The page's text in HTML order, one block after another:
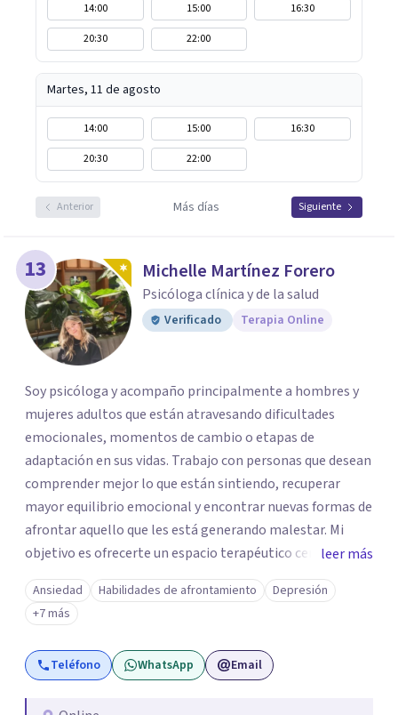
14:00 15:00
16:30
20:30
22:00
Martes, 11 de agosto
14:00 15:00
16:30
20:30
22:00
Anterior Más días Siguiente
13 Michelle Martínez Forero
Psicóloga clínica y de la salud
Verificado Terapia Online
Soy psicóloga y acompaño principalmente a hombres y
mujeres adultos que están atravesando dificultades
emocionales, momentos de cambio o etapas de
adaptación en sus vidas. Trabajo con personas que desean
comprender mejor lo que están sintiendo, recuperar
mayor equilibrio emocional y encontrar nuevas formas de
afrontar aquello que les está generando malestar. Mi
objetivo es ofrecerte un espacio terapéutico cercano,
seguro y libre de juicios, en el que puedas comprender
mejor lo que estás viviendo, reconocer tus necesidades y
desarrollar herramientas que te ayuden a afrontar tu
malestar emocional con mayor claridad y bienestar.
leer más
Ansiedad Habilidades de afrontamiento
Depresión
+7 más
Teléfono WhatsApp Email